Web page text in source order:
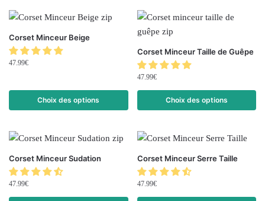
Corset Minceur Beige
47.99€
Choix des options
Corset Minceur Taille de Guêpe
47.99€
Choix des options
Corset Minceur Sudation
47.99€
Corset Minceur Serre Taille
47.99€